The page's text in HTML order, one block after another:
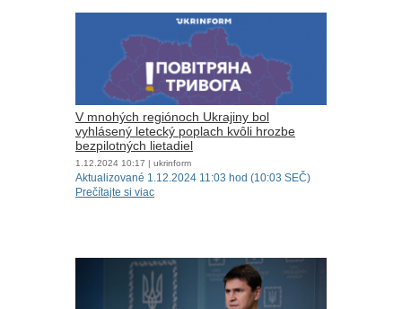
V mnohých regiónoch Ukrajiny bol
vyhlásený letecký poplach kvôli hrozbe
bezpilotných lietadiel
1.12.2024 10:17 | ukrinform
Aktualizované 1.12.2024 11:03 hod (10:03 SEČ)
Prečítajte si viac